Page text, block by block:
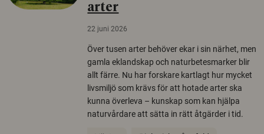
arter
22 juni 2026
Över tusen arter behöver ekar i sin närhet, men
gamla eklandskap och naturbetesmarker blir
allt färre. Nu har forskare kartlagt hur mycket
livsmiljö som krävs för att hotade arter ska
kunna överleva – kunskap som kan hjälpa
naturvårdare att sätta in rätt åtgärder i tid.